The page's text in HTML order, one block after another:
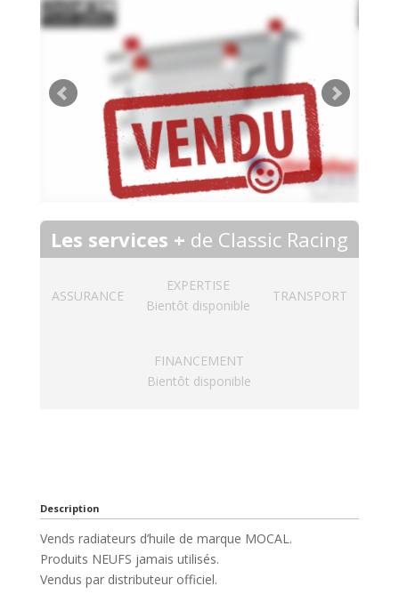
Les services + de Classic Racing
ASSURANCE
EXPERTISE
Bientôt disponible
TRANSPORT
FINANCEMENT
Bientôt disponible
Description
Vends radiateurs d’huile de marque MOCAL.
Produits NEUFS jamais utilisés.
Vendus par distributeur officiel.